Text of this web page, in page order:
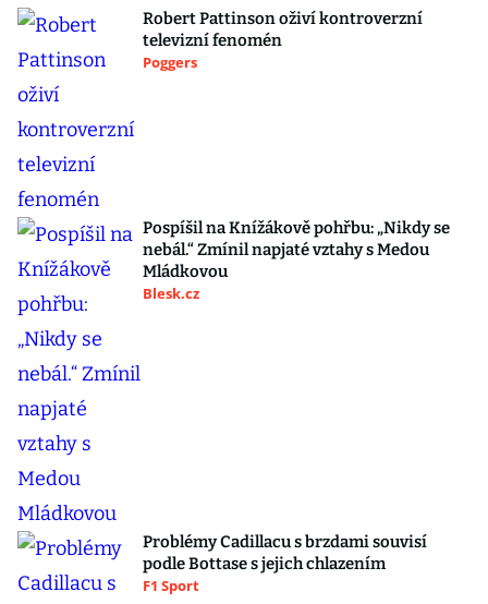
Robert Pattinson oživí kontroverzní
televizní fenomén
Poggers
Pospíšil na Knížákově pohřbu: „Nikdy se
nebál.“ Zmínil napjaté vztahy s Medou
Mládkovou
Blesk.cz
Problémy Cadillacu s brzdami souvisí
podle Bottase s jejich chlazením
F1 Sport